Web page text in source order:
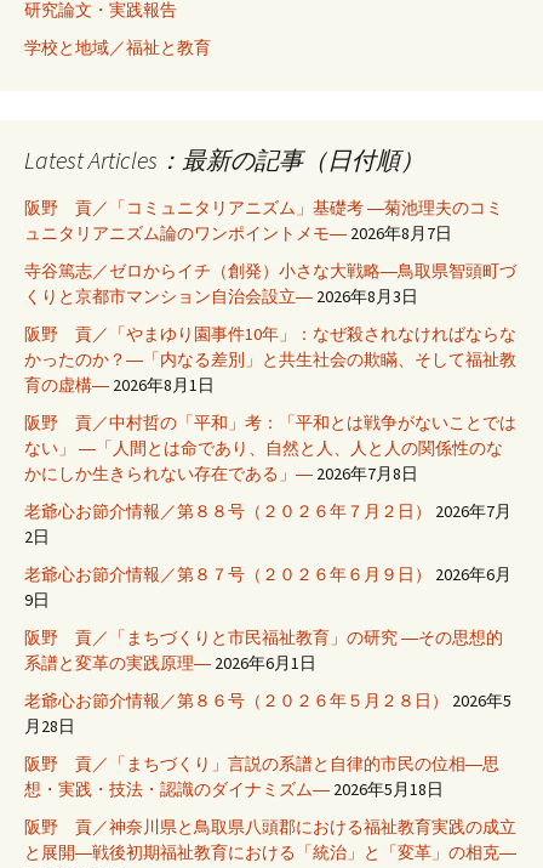
研究論文・実践報告
学校と地域／福祉と教育
Latest Articles：最新の記事（日付順）
阪野 貢／「コミュニタリアニズム」基礎考 ―菊池理夫のコミ
ュニタリアニズム論のワンポイントメモ― 2026年8月7日
寺谷篤志／ゼロからイチ（創発）小さな大戦略―鳥取県智頭町づ
くりと京都市マンション自治会設立― 2026年8月3日
阪野 貢／「やまゆり園事件10年」：なぜ殺されなければならな
かったのか？―「内なる差別」と共生社会の欺瞞、そして福祉教
育の虚構― 2026年8月1日
阪野 貢／中村哲の「平和」考：「平和とは戦争がないことでは
ない」 ―「人間とは命であり、自然と人、人と人の関係性のな
かにしか生きられない存在である」― 2026年7月8日
老爺心お節介情報／第８８号（２０２６年７月２日）
2026年7月
2日
老爺心お節介情報／第８７号（２０２６年６月９日）
2026年6月
9日
阪野 貢／「まちづくりと市民福祉教育」の研究 ―その思想的
系譜と変革の実践原理― 2026年6月1日
老爺心お節介情報／第８６号（２０２６年５月２８日）
2026年5
月28日
阪野 貢／「まちづくり」言説の系譜と自律的市民の位相―思
想・実践・技法・認識のダイナミズム― 2026年5月18日
阪野 貢／神奈川県と鳥取県八頭郡における福祉教育実践の成立
と展開―戦後初期福祉教育における「統治」と「変革」の相克―